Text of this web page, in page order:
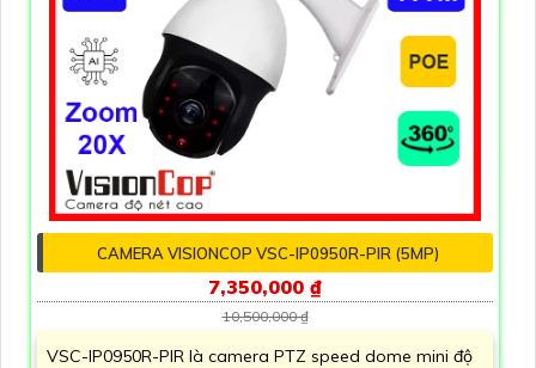
CAMERA VISIONCOP VSC-IP0950R-PIR (5MP)
7,350,000 ₫
10,500,000 ₫
VSC-IP0950R-PIR là camera PTZ speed dome mini độ